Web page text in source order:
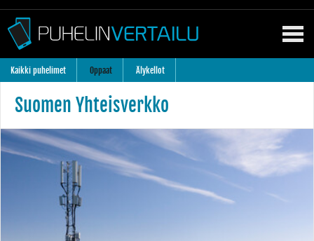
Kaikki puhelimet Oppaat Älykellot
Suomen Yhteisverkko